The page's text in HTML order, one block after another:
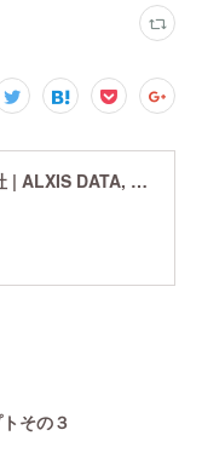
アルシスデータ株式会社 | ALXIS DATA, Inc. | 世界最先端の画像鮮鋭化技術研究開発企業
その３